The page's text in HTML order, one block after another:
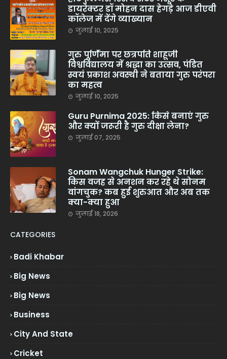
डायरेक्टर डॉ मोहन दास हेगड़े आज डीएवी
कॉलेज में देंगे व्याख्यान
जुलाई 10, 2025
गुरु पूर्णिमा पर छत्रपति शाहूजी
विश्वविद्यालय में श्रद्धा का उत्सव, पंडित
स्वयं प्रकाश अवस्थी ने बताया गुरु परंपरा
का महत्व
जुलाई 10, 2025
Guru Purnima 2025: किसे बनाएं गुरु
और क्यों जरूरी है गुरु दीक्षा लेना?
जुलाई 07, 2025
Sonam Wangchuk Hunger Strike:
किस वजह से अनशन कर रहे थे सोनम
वांगचुक? कब हुई शुरुआत और अब तक
क्या-क्या हुआ
जुलाई 18, 2026
CATEGORIES
Badi Khabar
Big News
Big News
Business
City And State
Cricket